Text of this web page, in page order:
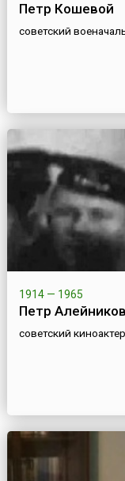
Петр Кошевой
советский
1914 — 1965
Петр Алейников
советский киноактер